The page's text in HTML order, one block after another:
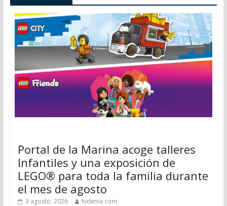
Portal de la Marina acoge talleres
Infantiles y una exposición de
LEGO® para toda la familia durante
el mes de agosto
3 agosto, 2026 tvdenia.com